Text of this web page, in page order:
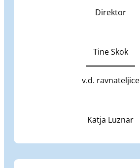
Direktor
Tine Skok
v.d. ravnateljice
Katja Luznar